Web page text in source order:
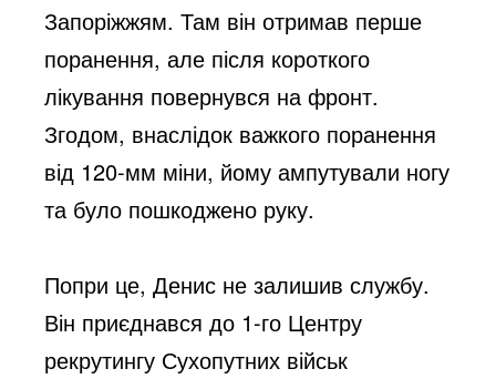
Запоріжжям. Там він отримав перше
поранення, але після короткого
лікування повернувся на фронт.
Згодом, внаслідок важкого поранення
від 120-мм міни, йому ампутували ногу
та було пошкоджено руку.
Попри це, Денис не залишив службу.
Він приєднався до 1-го Центру
рекрутингу Сухопутних військ